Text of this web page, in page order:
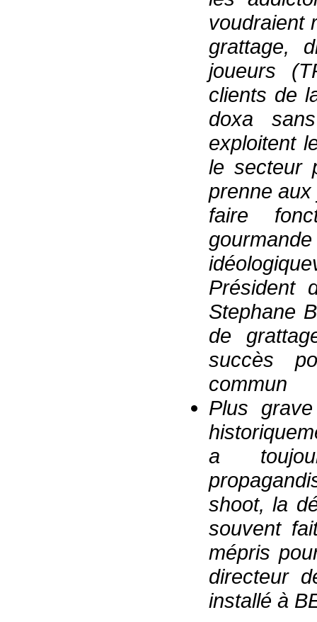
voudraient
grattage,
joueurs
clients de
doxa
exploitent
le secteur
prenne
faire
Président
Stephane
de
succès
commun
Plus
a
shoot, la
souvent
mépris
directeur
installé à